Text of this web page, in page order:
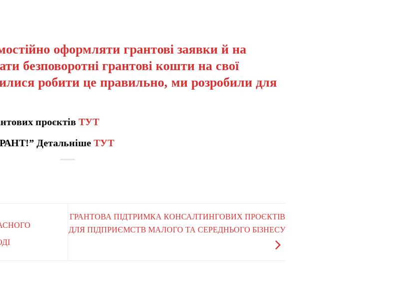
оформляти грантові заявки й на
безповоротні грантові кошти на свої
робити це правильно, ми розробили для
проєктів ТУТ
Детальніше ТУТ
ГРАНТОВА ПІДТРИМКА КОНСАЛТИНГОВИХ ПРОЄКТІВ
ДЛЯ ПІДПРИЄМСТВ МАЛОГО ТА СЕРЕДНЬОГО БІЗНЕСУ